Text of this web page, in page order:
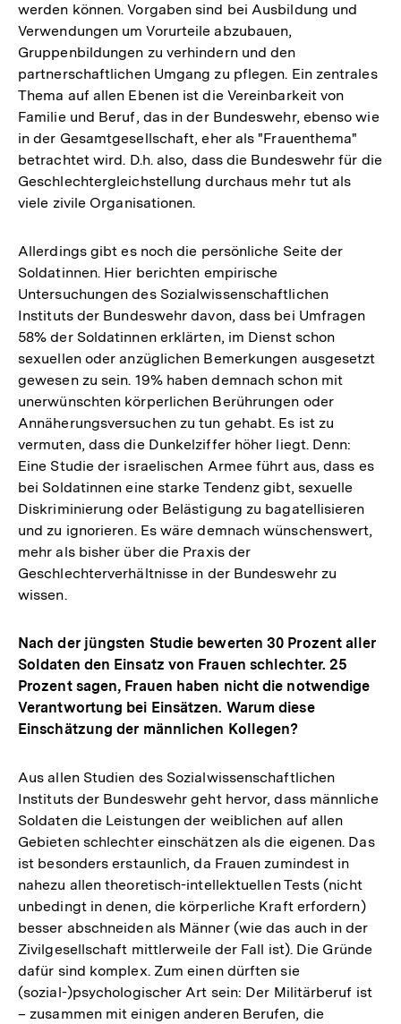
werden können. Vorgaben sind bei Ausbildung und
Verwendungen um Vorurteile abzubauen,
Gruppenbildungen zu verhindern und den
partnerschaftlichen Umgang zu pflegen. Ein zentrales
Thema auf allen Ebenen ist die Vereinbarkeit von
Familie und Beruf, das in der Bundeswehr, ebenso wie
in der Gesamtgesellschaft, eher als "Frauenthema"
betrachtet wird. D.h. also, dass die Bundeswehr für die
Geschlechtergleichstellung durchaus mehr tut als
viele zivile Organisationen.
Allerdings gibt es noch die persönliche Seite der
Soldatinnen. Hier berichten empirische
Untersuchungen des Sozialwissenschaftlichen
Instituts der Bundeswehr davon, dass bei Umfragen
58% der Soldatinnen erklärten, im Dienst schon
sexuellen oder anzüglichen Bemerkungen ausgesetzt
gewesen zu sein. 19% haben demnach schon mit
unerwünschten körperlichen Berührungen oder
Annäherungsversuchen zu tun gehabt. Es ist zu
vermuten, dass die Dunkelziffer höher liegt. Denn:
Eine Studie der israelischen Armee führt aus, dass es
bei Soldatinnen eine starke Tendenz gibt, sexuelle
Diskriminierung oder Belästigung zu bagatellisieren
und zu ignorieren. Es wäre demnach wünschenswert,
mehr als bisher über die Praxis der
Geschlechterverhältnisse in der Bundeswehr zu
wissen.
Nach der jüngsten Studie bewerten 30 Prozent aller
Soldaten den Einsatz von Frauen schlechter. 25
Prozent sagen, Frauen haben nicht die notwendige
Verantwortung bei Einsätzen. Warum diese
Einschätzung der männlichen Kollegen?
Aus allen Studien des Sozialwissenschaftlichen
Instituts der Bundeswehr geht hervor, dass männliche
Soldaten die Leistungen der weiblichen auf allen
Gebieten schlechter einschätzen als die eigenen. Das
ist besonders erstaunlich, da Frauen zumindest in
nahezu allen theoretisch-intellektuellen Tests (nicht
unbedingt in denen, die körperliche Kraft erfordern)
besser abschneiden als Männer (wie das auch in der
Zivilgesellschaft mittlerweile der Fall ist). Die Gründe
dafür sind komplex. Zum einen dürften sie
(sozial-)psychologischer Art sein: Der Militärberuf ist
– zusammen mit einigen anderen Berufen, die